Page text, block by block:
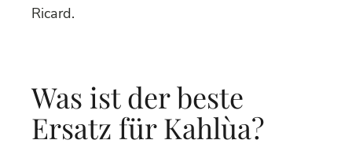
Ricard.
Was ist der beste
Ersatz für Kahlùa?